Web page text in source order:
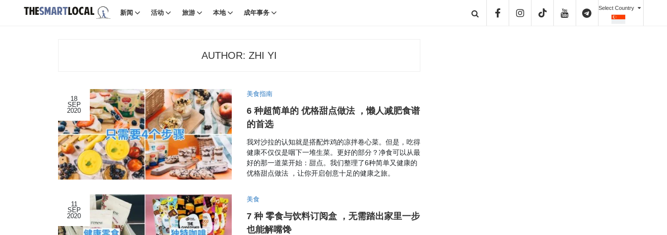
新闻 活动 旅游 本地 成年事务
Select Country
AUTHOR: ZHI YI
18
SEP
2020
美食指南
6 种超简单的 优格甜点做法 ，懒人减肥食谱
的首选
我对沙拉的认知就是搭配炸鸡的凉拌卷心菜。但是，吃得
健康不仅仅是咽下一堆生菜。更好的部分？净食可以从最
好的那一道菜开始：甜点。我们整理了6种简单又健康的
优格甜点做法 ，让你开启创意十足的健康之旅。
11
SEP
2020
美食
7 种 零食与饮料订阅盒 ，无需踏出家里一步
也能解嘴馋